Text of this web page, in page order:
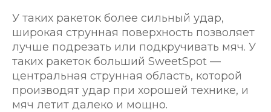
У таких ракеток более сильный удар,
широкая струнная поверхность позволяет
лучше подрезать или подкручивать мяч. У
таких ракеток больший SweetSpot —
центральная струнная область, которой
производят удар при хорошей технике, и
мяч летит далеко и мощно.